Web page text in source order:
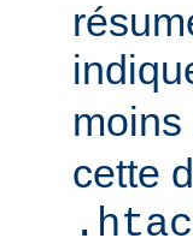
moins
cette